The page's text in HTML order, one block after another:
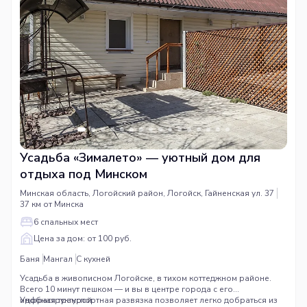
Усадьба «Зималето» — уютный дом для
отдыха под Минском
Минская область, Логойский район, Логойск, Гайненская ул. 37
37 км от Минска
6 спальных мест
Цена за дом: от 100 руб.
Баня Мангал С кухней
Усадьба в живописном Логойске, в тихом коттеджном районе.
Всего 10 минут пешком — и вы в центре города с его
инфраструктурой.
Удобная транспортная развязка позволяет легко добраться из